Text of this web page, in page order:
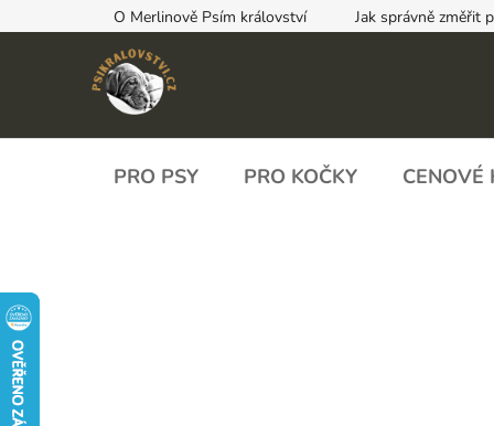
na
O Merlinově Psím království Jak správně změřit
PRO PSY PRO KOČKY CENOVÉ